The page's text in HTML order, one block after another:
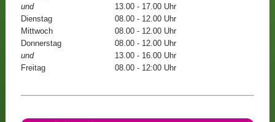
und
13.00 - 17.00 Uhr
Dienstag
08.00 - 12.00 Uhr
Mittwoch
08.00 - 12.00 Uhr
Donnerstag
08.00 - 12.00 Uhr
und
13.00 - 16.00 Uhr
Freitag
08.00 - 12:00 Uhr